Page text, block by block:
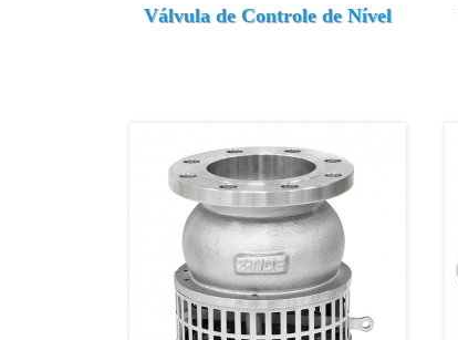
Válvula de Controle de Nível